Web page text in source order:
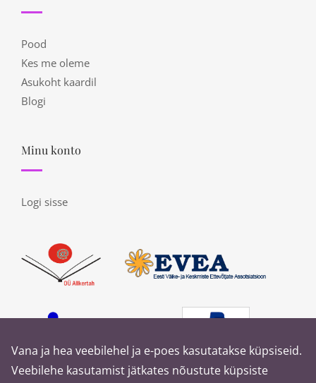
Pood
Kes me oleme
Asukoht kaardil
Blogi
Minu konto
Logi sisse
Vana ja hea veebilehel ja e-poes kasutatakse küpsiseid.
Veebilehe kasutamist jätkates nõustute küpsiste